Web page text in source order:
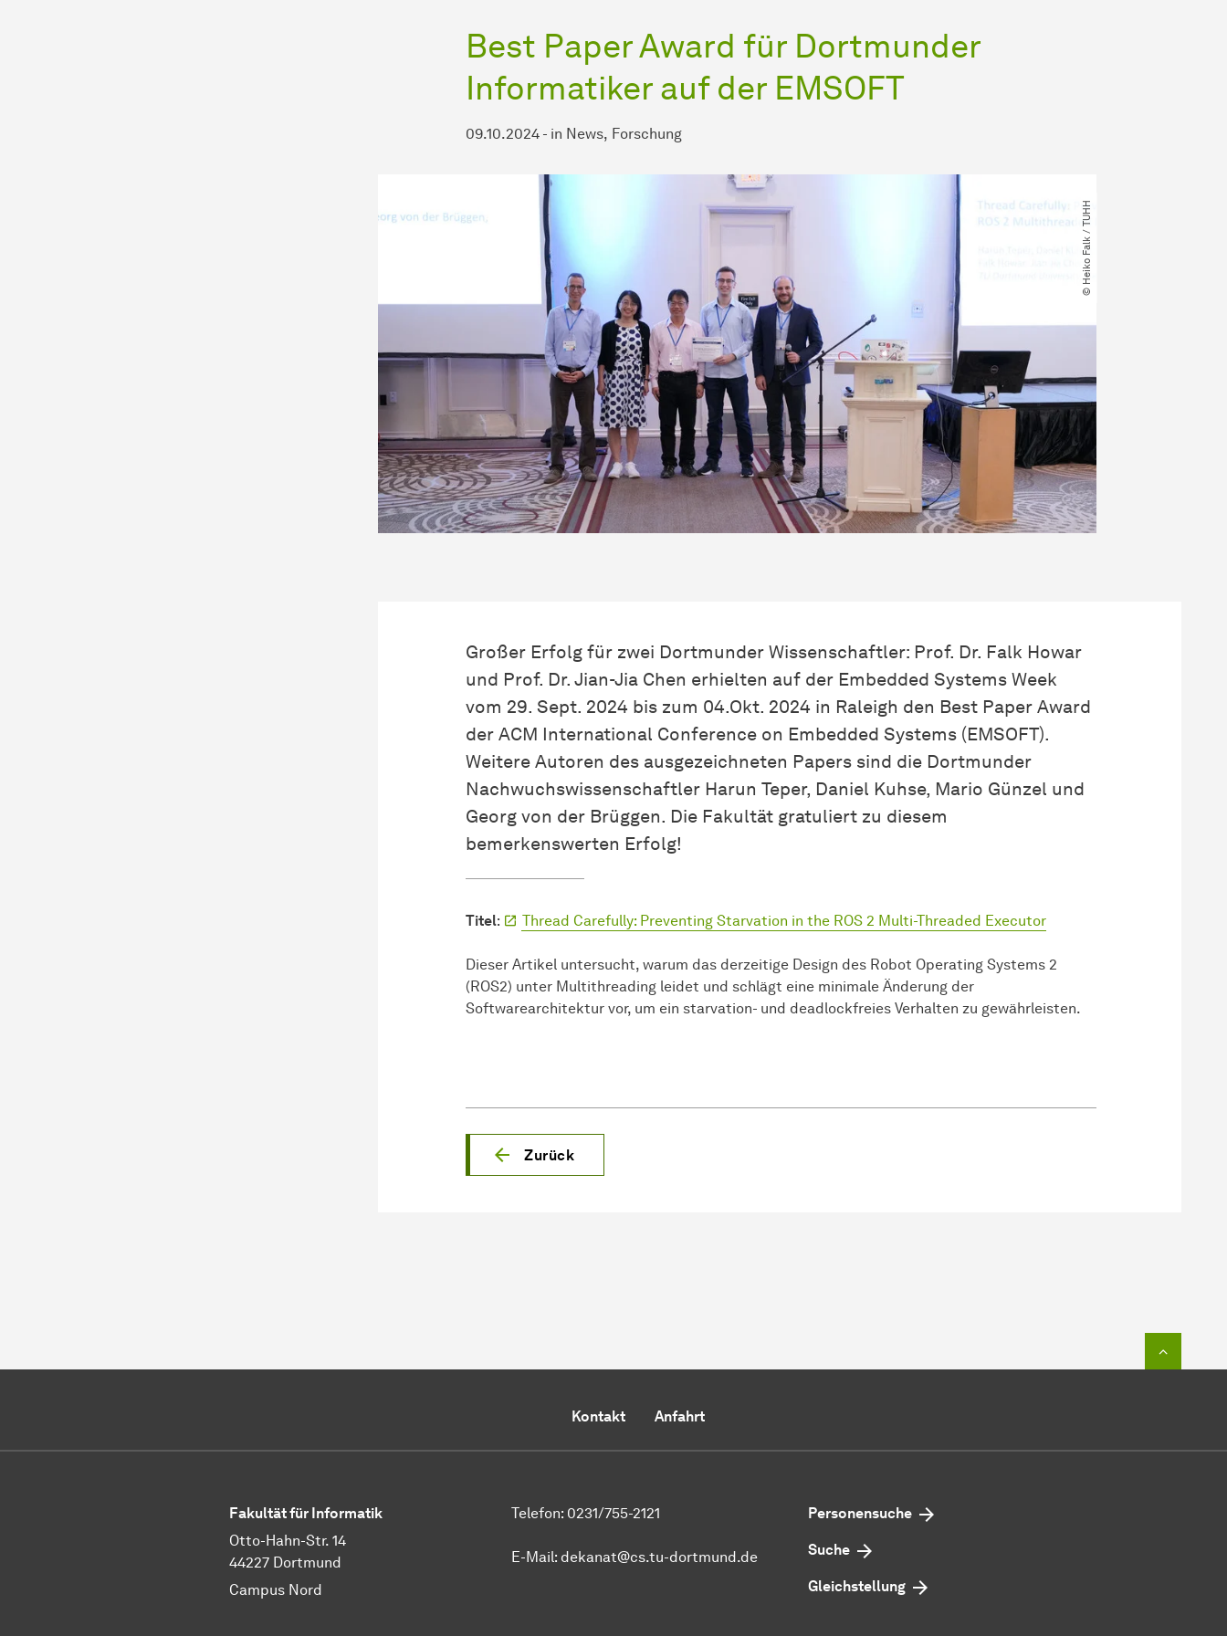
Best Paper Award für Dortmunder
Informatiker auf der EMSOFT
09.10.2024 - in News Forschung
© Heiko Falk ​/​ TUHH
Großer Erfolg für zwei Dortmunder Wissenschaftler: Prof. Dr. Falk Howar
und Prof. Dr. Jian-Jia Chen erhielten auf der Embedded Systems Week
vom 29. Sept. 2024 bis zum 04.Okt. 2024 in Raleigh den Best Paper Award
der ACM International Conference on Embedded Systems (EMSOFT).
Weitere Autoren des ausgezeichneten Papers sind die Dortmunder
Nachwuchswissenschaftler Harun Teper, Daniel Kuhse, Mario Günzel und
Georg von der Brüggen. Die Fakultät gratuliert zu diesem
bemerkenswerten Erfolg!
Titel: Thread Carefully: Preventing Starvation in the ROS 2 Multi-Threaded Executor
Dieser Artikel untersucht, warum das derzeitige Design des Robot Operating Systems 2
(ROS2) unter Multithreading leidet und schlägt eine minimale Änderung der
Softwarearchitektur vor, um ein starvation- und deadlockfreies Verhalten zu gewährleisten.
Zurück
Kontakt Anfahrt
Fakultät für Informatik
Otto-Hahn-Str. 14
44227 Dortmund
Campus Nord
Telefon: 0231/755-2121
E-Mail: dekanat@cs.tu-dortmund.de
Personensuche
Suche
Gleichstellung